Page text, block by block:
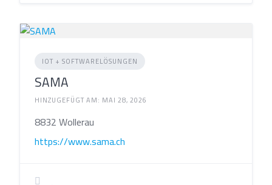
IOT + SOFTWARELÖSUNGEN
SAMA
HINZUGEFÜGT AM: MAI 28, 2026
8832 Wollerau
https://www.sama.ch